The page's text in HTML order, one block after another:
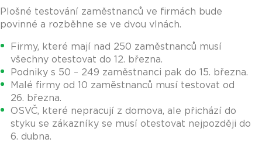
Plošné testování zaměstnanců ve firmách bude
povinné a rozběhne se ve dvou vlnách.
Firmy, které mají nad 250 zaměstnanců musí
všechny otestovat do 12. března.
Podniky s 50 – 249 zaměstnanci pak do 15. března.
Malé firmy od 10 zaměstnanců musí testovat od
26. března.
OSVČ, které nepracují z domova, ale přichází do
styku se zákazníky se musí otestovat nejpozději do
6. dubna.